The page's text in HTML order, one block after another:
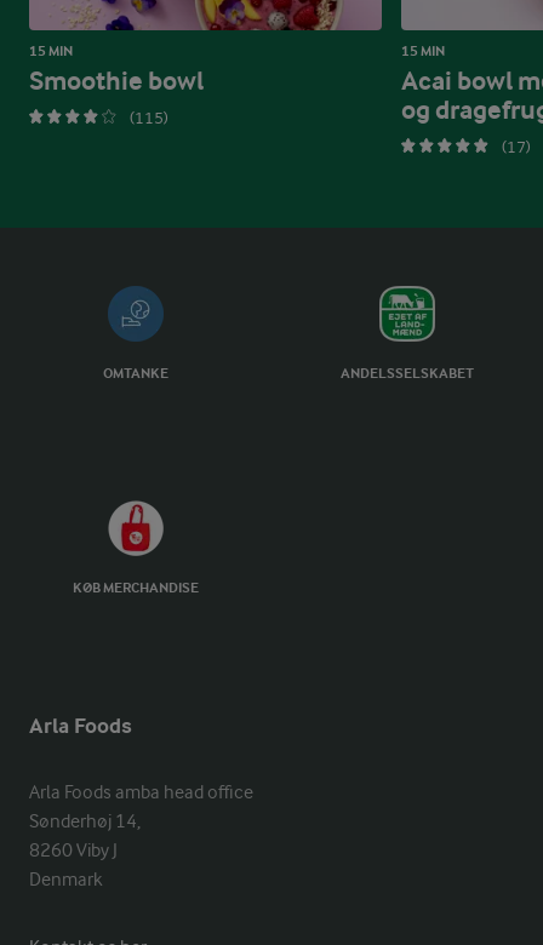
15 MIN
Smoothie bowl
(115)
15 MIN
Acai bowl
og
(17)
OMTANKE ANDELSSELSKABET
KØB MERCHANDISE
Arla Foods
Arla Foods amba head office
Sønderhøj 14,
8260 Viby J
Denmark